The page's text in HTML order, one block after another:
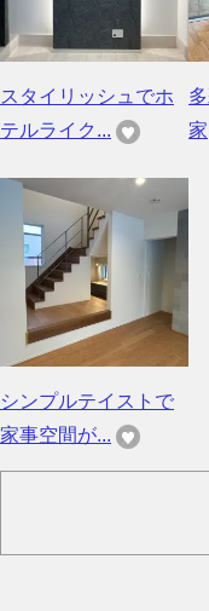
スタイリッシュでホ
テルライク...
家
シンプルテイストで
家事空間が...